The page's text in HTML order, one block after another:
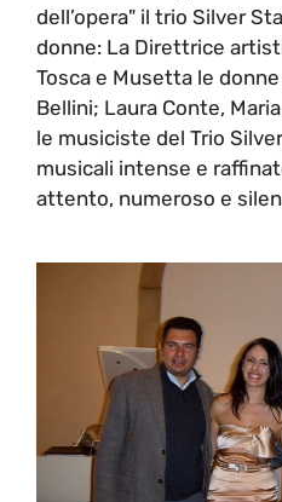
dell’opera" il trio Silver
donne: La Direttrice
Tosca e Musetta le
Bellini; Laura Conte,
le musiciste del Trio
musicali intense e
attento, numeroso e